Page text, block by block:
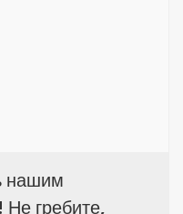
нашим
гребите,